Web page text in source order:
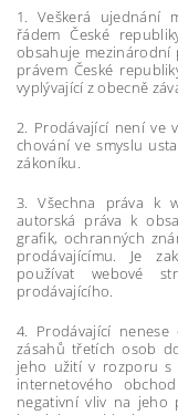
1. Veškerá ujednání
řádem České
obsahuje mezinárodní
právem České
vyplývající z obecně
2. Prodávající není ve
chování ve smyslu
zákoníku.
3. Všechna práva k
autorská práva k
grafik, ochranných
prodávajícímu. Je
používat webové
prodávajícího.
4. Prodávající
zásahů třetích osob
jeho užití v rozporu s
internetového
negativní vliv na jeho